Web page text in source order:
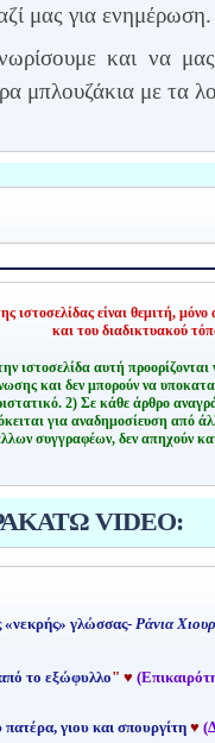
μας για ενημέρωση.
και να
μπλουζάκια με τα
είναι θεμιτή, μόνο
και του διαδικτυακού
ιστοσελίδα αυτή
και δεν μπορούν να
2) Σε κάθε άρθρο
για αναδημοσίευση από
συγγραφέων, δεν απηχούν
VIDEO:
«νεκρής» γλώσσας- Ράνια
το εξώφυλλο" ♥
γιου και σπουργίτη ♥